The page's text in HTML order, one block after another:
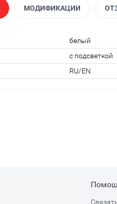
МОДИФИКАЦИИ
белый
с подсветкой
RU/EN